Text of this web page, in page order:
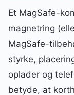
Et MagSafe-
magnetring
MagSafe-
styrke,
oplader og
betyde, at